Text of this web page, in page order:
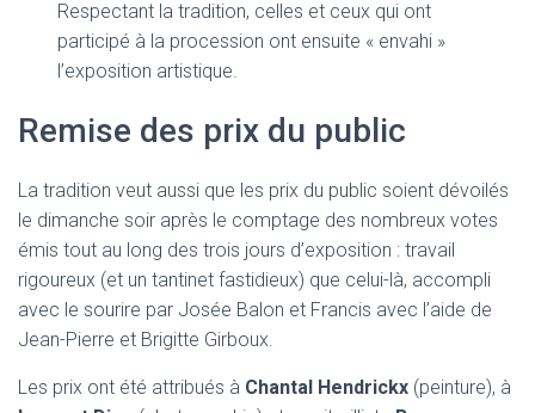
Respectant la tradition, celles et ceux qui ont
participé à la procession ont ensuite « envahi »
l’exposition artistique.
Remise des prix du public
La tradition veut aussi que les prix du public soient dévoilés
le dimanche soir après le comptage des nombreux votes
émis tout au long des trois jours d’exposition : travail
rigoureux (et un tantinet fastidieux) que celui-là, accompli
avec le sourire par Josée Balon et Francis avec l’aide de
Jean-Pierre et Brigitte Girboux.
Les prix ont été attribués à Chantal Hendrickx (peinture), à